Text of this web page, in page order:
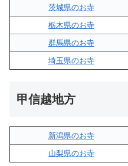
茨城県のお寺
栃木県のお寺
群馬県のお寺
埼玉県のお寺
甲信越地方
新潟県のお寺
山梨県のお寺